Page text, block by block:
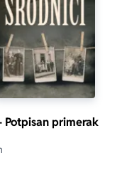
Potpisan primerak